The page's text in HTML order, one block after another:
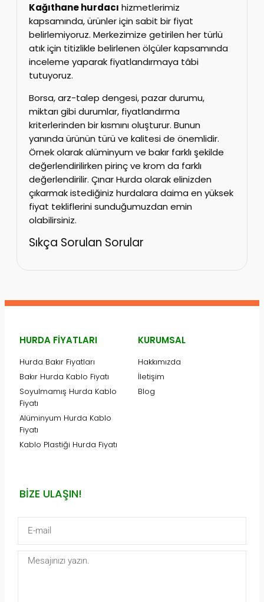
Kağıthane hurdacı hizmetlerimiz
kapsamında, ürünler için sabit bir fiyat
belirlemiyoruz. Merkezimize getirilen her türlü
atık için titizlikle belirlenen ölçüler kapsamında
inceleme yaparak fiyatlandırmaya tâbi
tutuyoruz.
Borsa, arz-talep dengesi, pazar durumu,
miktarı gibi durumlar, fiyatlandırma
kriterlerinden bir kısmını oluşturur. Bunun
yanında ürünün türü ve kalitesi de önemlidir.
Örnek olarak alüminyum ve bakır farklı şekilde
değerlendirilirken pirinç ve krom da farklı
değerlendirilir. Çınar Hurda olarak elinizden
çıkarmak istediğiniz hurdalara daima en yüksek
fiyat tekliflerini sunduğumuzdan emin
olabilirsiniz.
Sıkça Sorulan Sorular
HURDA FIYATLARI
Hurda Bakır Fiyatları
Bakır Hurda Kablo Fiyatı
Soyulmamış Hurda Kablo
Fiyatı
Alüminyum Hurda Kablo
Fiyatı
Kablo Plastiği Hurda Fiyatı
KURUMSAL
Hakkımızda
İletişim
Blog
BIZE ULAŞIN!